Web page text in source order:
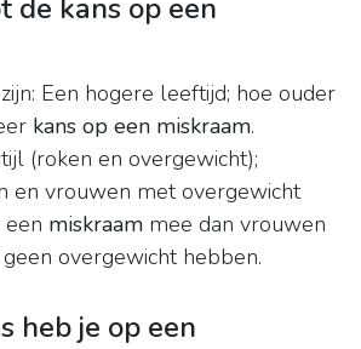
de kans op een
Een hogere leeftijd; hoe ouder
kans op een miskraam.
(roken en overgewicht);
en vrouwen met overgewicht
miskraam mee dan vrouwen
overgewicht hebben.
heb je op een